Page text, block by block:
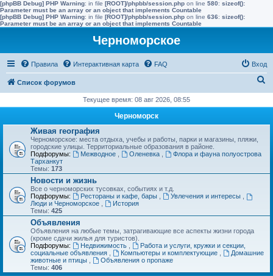
[phpBB Debug] PHP Warning: in file [ROOT]/phpbb/session.php on line 580: sizeof():
Parameter must be an array or an object that implements Countable
[phpBB Debug] PHP Warning: in file [ROOT]/phpbb/session.php on line 636: sizeof():
Parameter must be an array or an object that implements Countable
Черноморское
Правила Интерактивная карта FAQ Вход
Список форумов
с
Текущее время: 08 авг 2026, 08:55
Черноморск
Живая география
Черноморское: места отдыха, учебы и работы, парки и магазины, пляжи,
городские улицы. Территориальные образования в районе.
Подфорумы:
Межводное Оленевка
Флора и фауна полуострова
Тарханкут
Темы: 173
Новости и жизнь
Все о черноморских тусовках, событиях и т.д.
Подфорумы:
Рестораны и кафе, бары Увлечения и интересы
Люди и Черноморское
История
Темы: 425
Объявления
Объявления на любые темы, затрагивающие все аспекты жизни города
(кроме сдачи жилья для туристов).
Подфорумы:
Недвижимость
Работа и услуги, кружки и секции,
социальные объявления
Компьютеры и комплектующие
Домашние
животные и птицы
Объявления о пропаже
Темы: 406